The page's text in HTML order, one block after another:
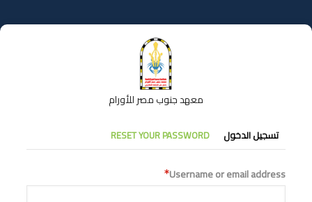
إلى
المحتوى
معهد جنوب مصر للأورام
التبويبات
الأساسية
تسجيل الدخول RESET YOUR PASSWORD
Username or email address